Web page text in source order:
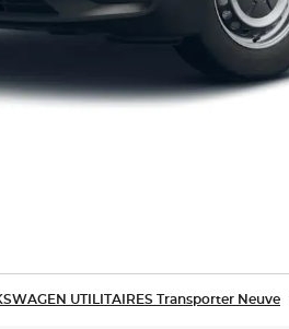
UTILITAIRES Transporter Neuve